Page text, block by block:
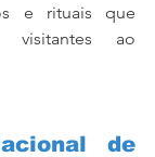
e rituais que
visitantes ao
de